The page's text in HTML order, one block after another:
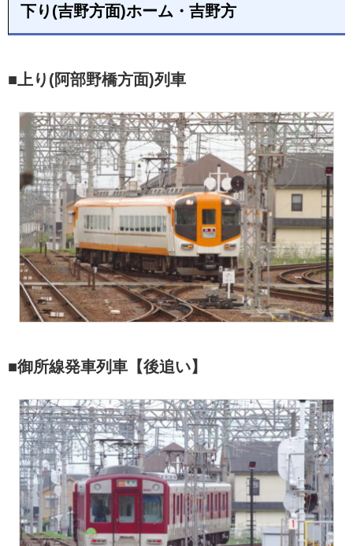
下り(吉野方面)ホーム・吉野方
■上り(阿部野橋方面)列車
■御所線発車列車【後追い】